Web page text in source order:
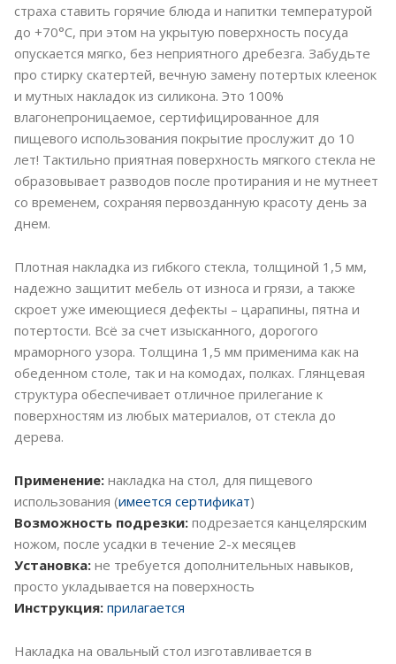
страха ставить горячие блюда и напитки температурой
до +70°C, при этом на укрытую поверхность посуда
опускается мягко, без неприятного дребезга. Забудьте
про стирку скатертей, вечную замену потертых клеенок
и мутных накладок из силикона. Это 100%
влагонепроницаемое, сертифицированное для
пищевого использования покрытие прослужит до 10
лет! Тактильно приятная поверхность мягкого стекла не
образовывает разводов после протирания и не мутнеет
со временем, сохраняя первозданную красоту день за
днем.
Плотная накладка из гибкого стекла, толщиной 1,5 мм,
надежно защитит мебель от износа и грязи, а также
скроет уже имеющиеся дефекты – царапины, пятна и
потертости. Всё за счет изысканного, дорогого
мраморного узора. Толщина 1,5 мм применима как на
обеденном столе, так и на комодах, полках. Глянцевая
структура обеспечивает отличное прилегание к
поверхностям из любых материалов, от стекла до
дерева.
Применение: накладка на стол, для пищевого
использования (имеется сертификат)
Возможность подрезки: подрезается канцелярским
ножом, после усадки в течение 2-х месяцев
Установка: не требуется дополнительных навыков,
просто укладывается на поверхность
Инструкция: прилагается
Накладка на овальный стол изготавливается в